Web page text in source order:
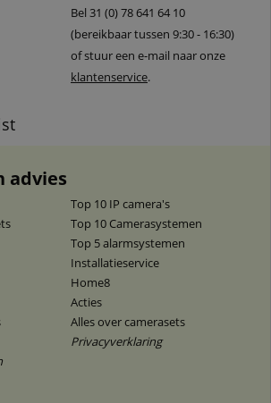
Bel 31 (0) 78 641 64 10
(bereikbaar tussen 9:30 - 16:30)
of stuur een e-mail naar onze
klantenservice.
advies
Top 10 IP camera's
Top 10 Camerasystemen
Top 5 alarmsystemen
Installatieservice
Home8
Acties
Alles over camerasets
Privacyverklaring